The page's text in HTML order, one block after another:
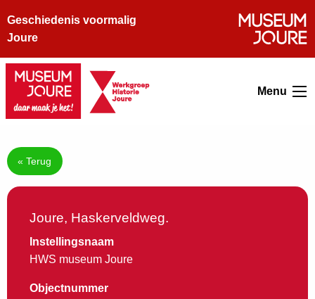
Geschiedenis voormalig
Joure
Menu
« Terug
Joure, Haskerveldweg.
Instellingsnaam
HWS museum Joure
Objectnummer